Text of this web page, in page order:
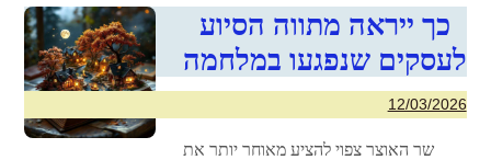
כך ייראה מתווה הסיוע
לעסקים שנפגעו במלחמה
12/03/2026
שר האוצר צפוי להציע מאוחר יותר את